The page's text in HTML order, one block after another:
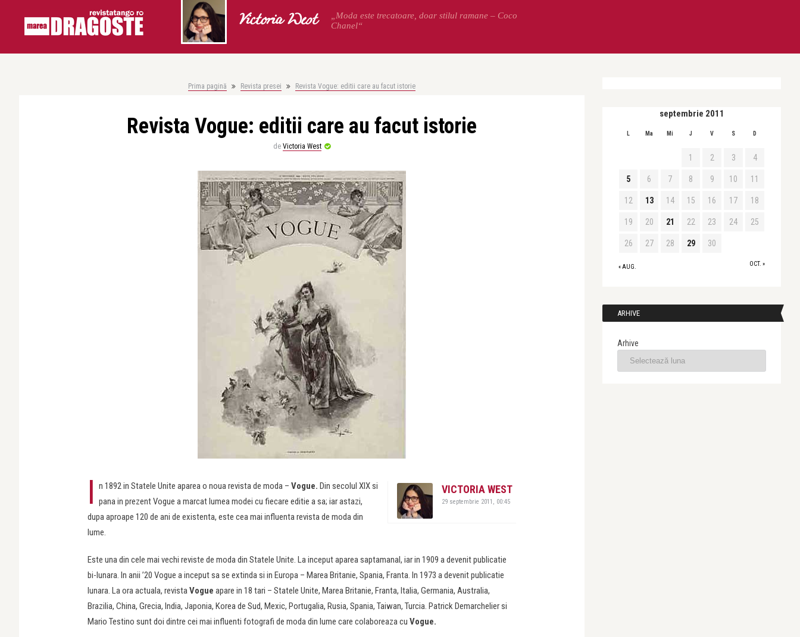
Victoria West
„Moda este trecatoare, doar stilul ramane – Coco
Chanel“
Prima pagină Revista presei Revista Vogue: editii care au facut istorie
Revista Vogue: editii care au facut istorie
de Victoria West
VICTORIA WEST
29 septembrie 2011, 00:45
I n 1892 in Statele Unite aparea o noua revista de moda – Vogue. Din secolul XIX si
pana in prezent Vogue a marcat lumea modei cu fiecare editie a sa; iar astazi,
dupa aproape 120 de ani de existenta, este cea mai influenta revista de moda din
lume.
Este una din cele mai vechi reviste de moda din Statele Unite. La inceput aparea saptamanal, iar in 1909 a devenit publicatie
bi-lunara. In anii ’20 Vogue a inceput sa se extinda si in Europa – Marea Britanie, Spania, Franta. In 1973 a devenit publicatie
lunara. La ora actuala, revistaVogue apare in 18 tari – Statele Unite, Marea Britanie, Franta, Italia, Germania, Australia,
Brazilia, China, Grecia, India, Japonia, Korea de Sud, Mexic, Portugalia, Rusia, Spania, Taiwan, Turcia. Patrick Demarchelier si
Mario Testino sunt doi dintre cei mai influenti fotografi de moda din lume care colaboreaza cu Vogue.
septembrie 2011
L Ma Mi J V S D
« AUG. OCT. »
1 2 3 4
5 6 7 8 9 10 11
12 13 14 15 16 17 18
19 20 21 22 23 24 25
26 27 28 29 30
ARHIVE
Arhive